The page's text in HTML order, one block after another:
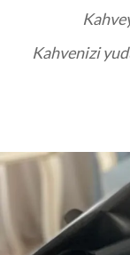
Kahvenizi